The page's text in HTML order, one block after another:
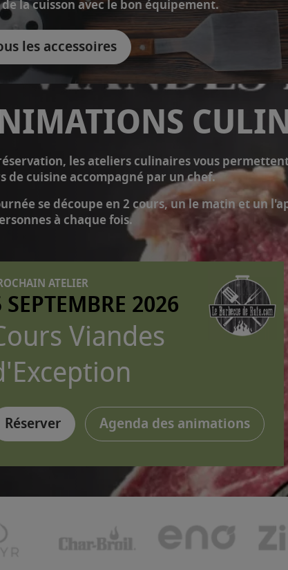
la cuisson avec le bon équipement.
les accessoires
les ateliers culinaires vous
de cuisine accompagné par un chef.
se découpe en 2 cours, un le matin et un
à chaque fois.
ATELIER
SEPTEMBRE 2026
Viandes
Réserver Agenda des animations